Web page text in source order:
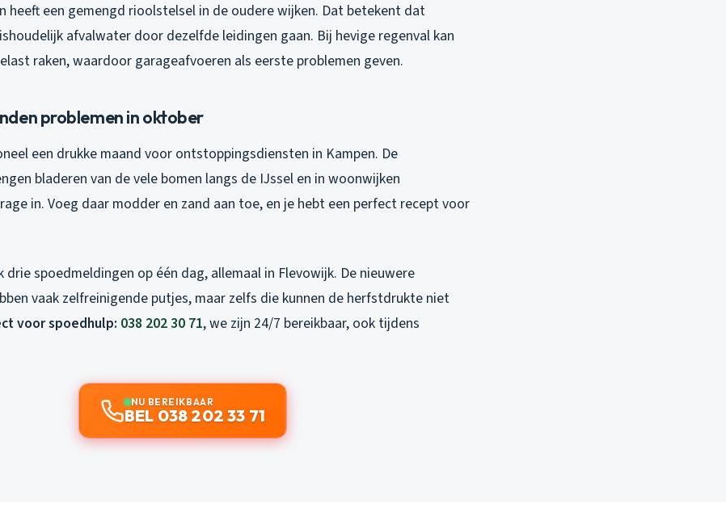
heeft een gemengd rioolstelsel in de oudere wijken. Dat betekent dat
afvalwater door dezelfde leidingen gaan. Bij hevige regenval kan
raken, waardoor garageafvoeren als eerste problemen geven.
problemen in oktober
een drukke maand voor ontstoppingsdiensten in Kampen. De
bladeren van de vele bomen langs de IJssel en in woonwijken
in. Voeg daar modder en zand aan toe, en je hebt een perfect recept voor
drie spoedmeldingen op één dag, allemaal in Flevowijk. De nieuwere
vaak zelfreinigende putjes, maar zelfs die kunnen de herfstdrukte niet
voor spoedhulp: 038 202 30 71, we zijn 24/7 bereikbaar, ook tijdens
NU BEREIKBAAR
BEL 038 202 33 71